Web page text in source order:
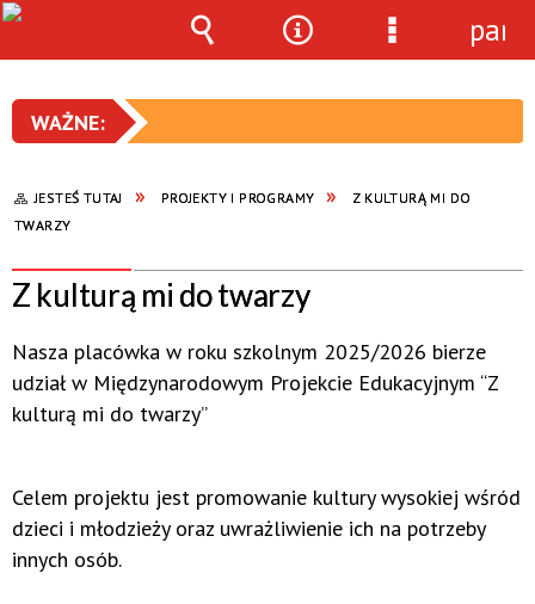
JESTEŚ TUTAJ PROJEKTY I PROGRAMY
Z KULTURĄ MI DO
TWARZY
Z kulturą mi do twarzy
Nasza placówka w roku szkolnym 2025/2026 bierze
udział w Międzynarodowym Projekcie Edukacyjnym “Z
kulturą mi do twarzy”
Celem projektu jest promowanie kultury wysokiej wśród
dzieci i młodzieży oraz uwrażliwienie ich na potrzeby
innych osób.
Wyszukiwarka
NarzędziaMenu
szczegółowe